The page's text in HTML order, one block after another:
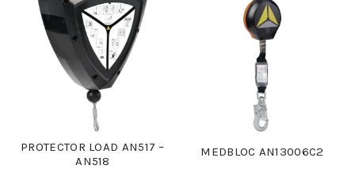
PROTECTOR LOAD AN517 –
AN518
MEDBLOC AN13006C2